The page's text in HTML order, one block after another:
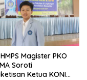
Magister PKO
Soroti
Ketua KONI